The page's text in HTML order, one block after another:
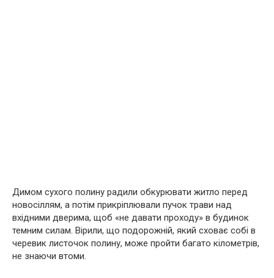
Димом сухого полину радили обкурювати житло перед
новосіллям, а потім прикріплювали пучок трави над
вхідними дверима, щоб «не давати проходу» в будинок
темним силам. Вірили, що подорожній, який сховає собі в
черевик листочок полину, може пройти багато кілометрів,
не знаючи втоми.